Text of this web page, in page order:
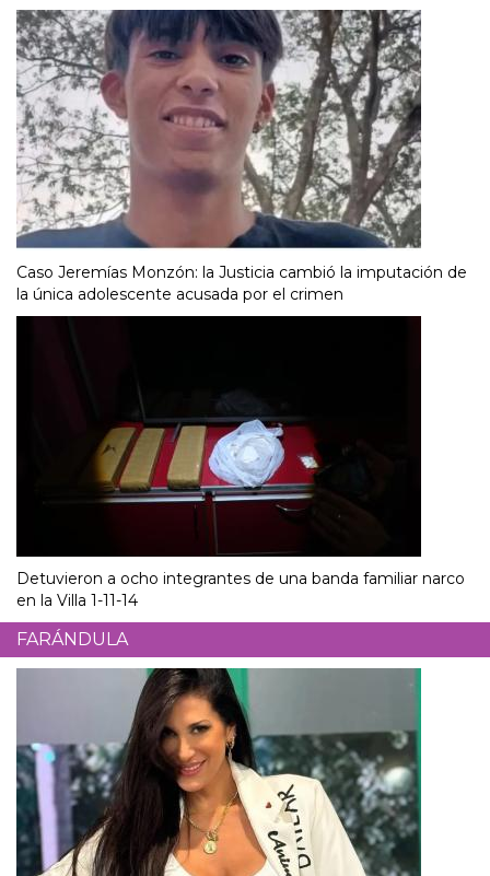
Caso Jeremías Monzón: la Justicia cambió la imputación de
la única adolescente acusada por el crimen
Detuvieron a ocho integrantes de una banda familiar narco
en la Villa 1-11-14
FARÁNDULA